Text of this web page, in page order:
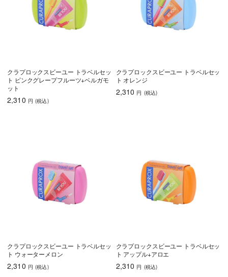
クラプロックスビーユー トラベルセッ
ト ピンクグレープフルーツ+ベルガモ
ット
2,310 円 (税込)
クラプロックスビーユー トラベルセッ
ト オレンジ
2,310 円 (税込)
クラプロックスビーユー トラベルセッ
ト ウォーターメロン
2,310 円 (税込)
クラプロックスビーユー トラベルセッ
ト アップル+アロエ
2,310 円 (税込)